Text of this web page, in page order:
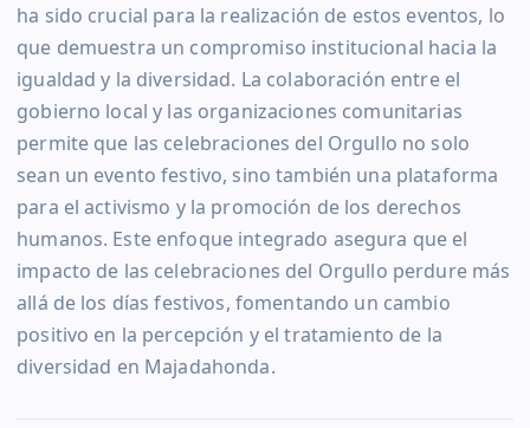
ha sido crucial para la realización de estos eventos, lo
que demuestra un compromiso institucional hacia la
igualdad y la diversidad. La colaboración entre el
gobierno local y las organizaciones comunitarias
permite que las celebraciones del Orgullo no solo
sean un evento festivo, sino también una plataforma
para el activismo y la promoción de los derechos
humanos. Este enfoque integrado asegura que el
impacto de las celebraciones del Orgullo perdure más
allá de los días festivos, fomentando un cambio
positivo en la percepción y el tratamiento de la
diversidad en Majadahonda.